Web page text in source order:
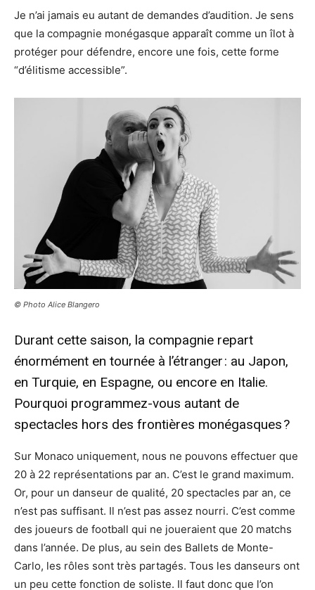
Je n’ai jamais eu autant de demandes d’audition. Je sens
que la compagnie monégasque apparaît comme un îlot à
protéger pour défendre, encore une fois, cette forme
“d’élitisme accessible”.
© Photo Alice Blangero
Durant cette saison, la compagnie repart
énormément en tournée à l’étranger : au Japon,
en Turquie, en Espagne, ou encore en Italie.
Pourquoi programmez-vous autant de
spectacles hors des frontières monégasques ?
Sur Monaco uniquement, nous ne pouvons effectuer que
20 à 22 représentations par an. C’est le grand maximum.
Or, pour un danseur de qualité, 20 spectacles par an, ce
n’est pas suffisant. Il n’est pas assez nourri. C’est comme
des joueurs de football qui ne joueraient que 20 matchs
dans l’année. De plus, au sein des Ballets de Monte-
Carlo, les rôles sont très partagés. Tous les danseurs ont
un peu cette fonction de soliste. Il faut donc que l’on